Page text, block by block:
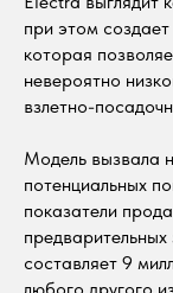
при этом
которая
невероятно
взлетно-
Модель вызвала
потенциальных
показатели
составляет 9